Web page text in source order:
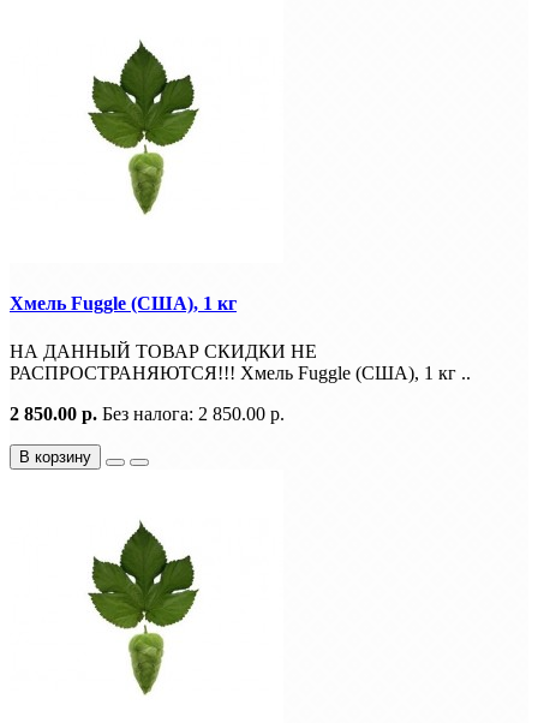
Хмель Fuggle (США), 1 кг
НА ДАННЫЙ ТОВАР СКИДКИ НЕ
РАСПРОСТРАНЯЮТСЯ!!! Хмель Fuggle (США), 1 кг ..
2 850.00 р. Без налога: 2 850.00 р.
В корзину